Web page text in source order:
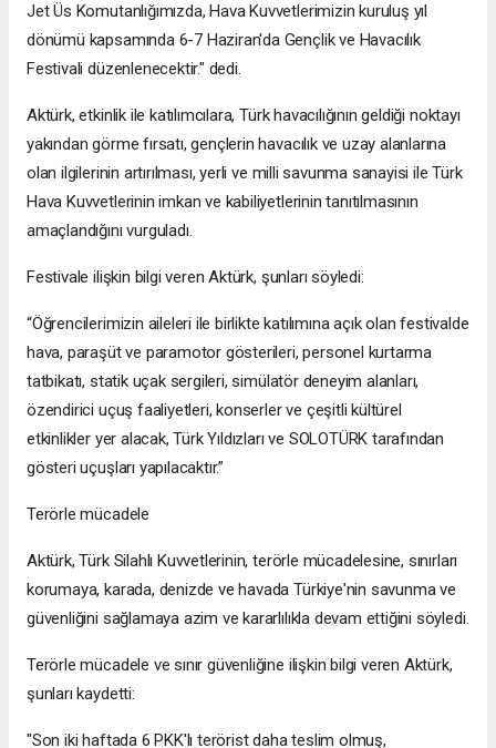
Jet Üs Komutanlığımızda, Hava Kuvvetlerimizin kuruluş yıl
dönümü kapsamında 6-7 Haziran'da Gençlik ve Havacılık
Festivali düzenlenecektir." dedi.
Aktürk, etkinlik ile katılımcılara, Türk havacılığının geldiği noktayı
yakından görme fırsatı, gençlerin havacılık ve uzay alanlarına
olan ilgilerinin artırılması, yerli ve milli savunma sanayisi ile Türk
Hava Kuvvetlerinin imkan ve kabiliyetlerinin tanıtılmasının
amaçlandığını vurguladı.
Festivale ilişkin bilgi veren Aktürk, şunları söyledi:
“Öğrencilerimizin aileleri ile birlikte katılımına açık olan festivalde
hava, paraşüt ve paramotor gösterileri, personel kurtarma
tatbikatı, statik uçak sergileri, simülatör deneyim alanları,
özendirici uçuş faaliyetleri, konserler ve çeşitli kültürel
etkinlikler yer alacak, Türk Yıldızları ve SOLOTÜRK tarafından
gösteri uçuşları yapılacaktır.”
Terörle mücadele
Aktürk, Türk Silahlı Kuvvetlerinin, terörle mücadelesine, sınırları
korumaya, karada, denizde ve havada Türkiye'nin savunma ve
güvenliğini sağlamaya azim ve kararlılıkla devam ettiğini söyledi.
Terörle mücadele ve sınır güvenliğine ilişkin bilgi veren Aktürk,
şunları kaydetti:
"Son iki haftada 6 PKK'lı terörist daha teslim olmuş,